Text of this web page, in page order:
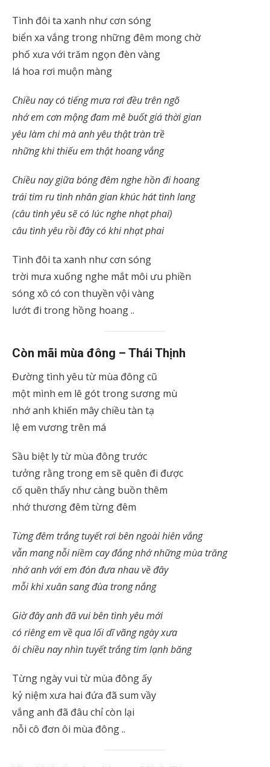
Tình đôi ta xanh như cơn sóng
biển xa vắng trong những đêm mong chờ
phố xưa với trăm ngọn đèn vàng
lá hoa rơi muộn màng
Chiều nay có tiếng mưa rơi đều trên ngõ
nhớ em cơn mộng đam mê buốt giá thời gian
yêu làm chi mà anh yêu thật tràn trề
những khi thiếu em thật hoang vắng
Chiều nay giữa bóng đêm nghe hồn đi hoang
trái tim ru tình nhân gian khúc hát tình lang
(câu tình yêu sẽ có lúc nghe nhạt phai)
câu tình yêu rồi đây có khi nhạt phai
Tình đôi ta xanh như cơn sóng
trời mưa xuống nghe mắt môi ưu phiền
sóng xô có con thuyền vội vàng
lướt đi trong hồng hoang ..
Còn mãi mùa đông – Thái Thịnh
Đường tình yêu từ mùa đông cũ
một mình em lê gót trong sương mù
nhớ anh khiến mây chiều tàn tạ
lệ em vương trên má
Sầu biệt ly từ mùa đông trước
tưởng rằng trong em sẽ quên đi được
cố quên thấy như càng buồn thêm
nhớ thương đêm từng đêm
Từng đêm trắng tuyết rơi bên ngoài hiên vắng
vẫn mang nỗi niềm cay đắng nhớ những mùa trăng
nhớ anh với em đón đưa nhau về đây
mỗi khi xuân sang đùa trong nắng
Giờ đây anh đã vui bên tình yêu mới
có riêng em về qua lối dĩ vãng ngày xưa
ôi chiều nay nhìn tuyết trắng tim lạnh băng
Từng ngày vui từ mùa đông ấy
kỷ niệm xưa hai đứa đã sum vầy
vắng anh đã đâu chỉ còn lại
nỗi cô đơn ôi mùa đông ..